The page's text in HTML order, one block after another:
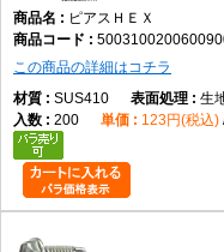
ピアスＨＥＸ
この商品の詳細はコチラ
SUS410
生
200
123円(税込)